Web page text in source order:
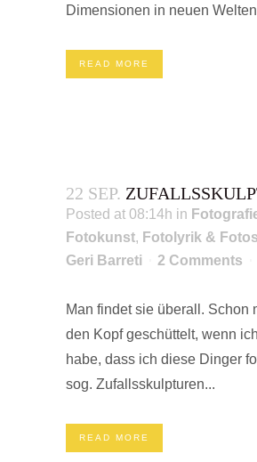
Dimensionen in neuen
READ MORE
22 SEP.
Posted at 08:14h in
Fotokunst, Fotolyrik &
Geri Barreti
2 Comments
Man findet sie überall. Schon
den Kopf geschüttelt, wenn
habe, dass ich diese Dinger
sog. Zufallsskulpturen...
READ MORE